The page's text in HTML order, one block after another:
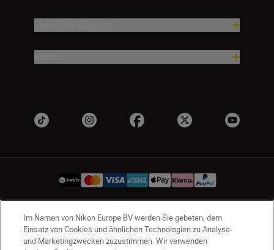
CH Nikon Sites
Kontaktieren Sie uns
Datenschutzhinweis
Im Namen von Nikon Europe BV werden Sie gebeten, dem
Einsatz von Cookies und ähnlichen Technologien zu Analyse-
und Marketingzwecken zuzustimmen. Wir verwenden